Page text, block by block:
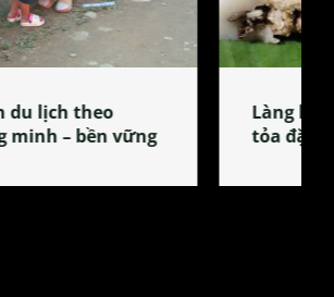
tẻ Phú Nhi – nơi lan
xứ Đoài